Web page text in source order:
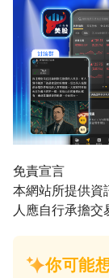
免責宣言
本網站所提供資
人應自行承擔交